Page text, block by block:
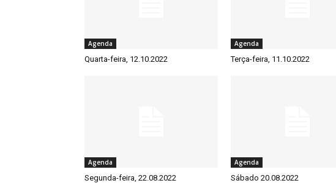
Agenda
Quarta-feira, 12.10.2022
Agenda
Terça-feira, 11.10.2022
Agenda
Segunda-feira, 22.08.2022
Agenda
Sábado 20.08.2022